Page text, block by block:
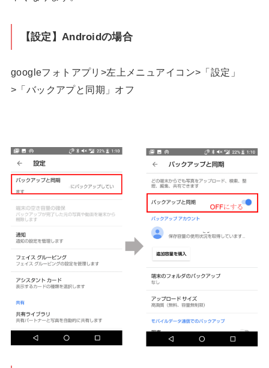
【設定】Androidの場合
googleフォトアプリ>左上メニュアイコン>「設定」
>「バックアプと同期」オフ